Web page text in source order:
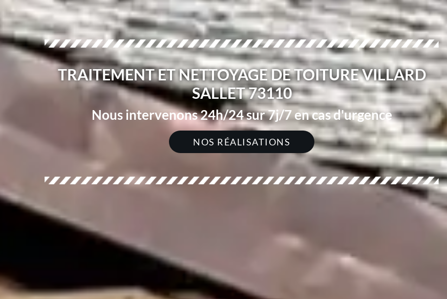
TRAITEMENT ET NETTOYAGE DE TOITURE VILLARD
SALLET 73110
Nous intervenons 24h/24 sur 7j/7 en cas d'urgence
NOS RÉALISATIONS